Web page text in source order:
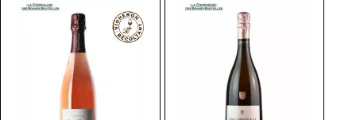
des
Braves
VDF
-
Sors
de
bulle
cl